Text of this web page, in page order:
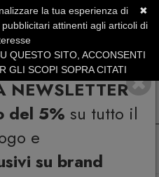
NEWSLETTER
del 5% su tutto il
e
su brand
+39.0773.470.562
Fino al 31 Agosto
✖
la tua esperienza di
attinenti agli articoli di
QUESTO SITO, ACCONSENTI
GLI SCOPI SOPRA CITATI